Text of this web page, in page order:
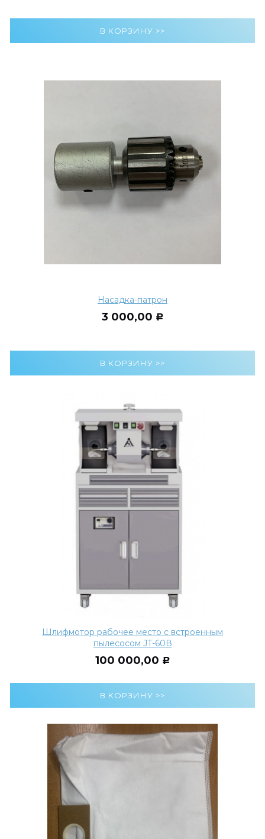
Насадка-патрон
3 000,00 Р
Шлифмотор рабочее место с встроенным
пылесосом JT-60В
100 000,00 Р